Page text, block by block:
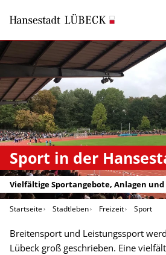
Sport in der
Vielfältige Sportangebote, Anlagen
Startseite Stadtleben Freizeit Sport
Breitensport und Leistungssport
Lübeck groß geschrieben. Eine